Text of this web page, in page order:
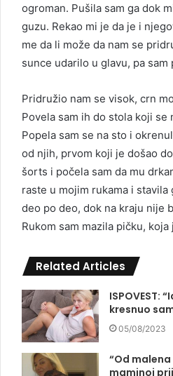
ogroman. Pušila sam ga dok
guzu. Rekao mi je da je i
me da li može da nam se
sunce udarilo u glavu, pa sam
Pridružio nam se visok, crn
Povela sam ih do stola koji se
Popela sam se na sto i
od njih, prvom koji je došao
šorts i počela sam da mu
raste u mojim rukama i stavila
deo po deo, dok na kraju nije
Rukom sam mazila pičku, koja
Related Articles
ISPOVEST:
kresnuo
05/08/2023
“Od
maminoj